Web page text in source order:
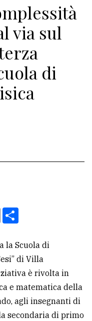
via sul
di
Print
la Scuola di
di Villa
è rivolta in
e matematica della
agli insegnanti di
secondaria di primo